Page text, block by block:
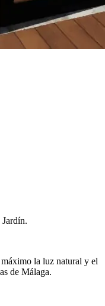
la luz natural y el
de Málaga.